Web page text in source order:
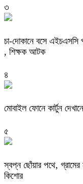
৩
চা-দোকানে বসে এইচএসসি
, শিক্ষক আটক
৪
মোবাইল ফোনে কার্টুন
৫
স্বপ্ন ছোঁয়ার পথে, গ্রামের
কিশোর